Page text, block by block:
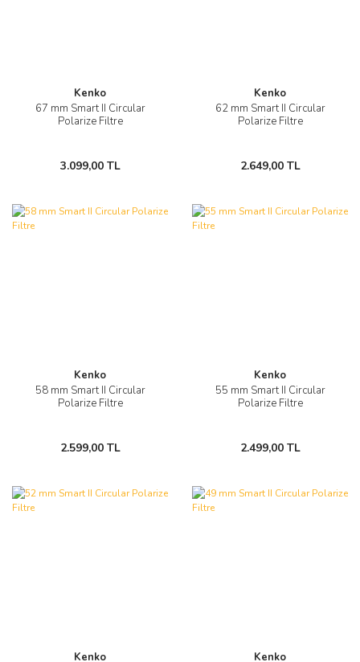
Kenko
67 mm Smart II Circular
Polarize Filtre
3.099,00 TL
Kenko
62 mm Smart II Circular
Polarize Filtre
2.649,00 TL
Kenko
58 mm Smart II Circular
Polarize Filtre
2.599,00 TL
Kenko
55 mm Smart II Circular
Polarize Filtre
2.499,00 TL
Kenko
Kenko